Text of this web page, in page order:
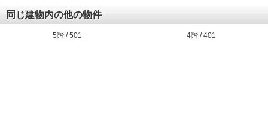
同じ建物内の他の物件
5階 / 501 4階 / 401